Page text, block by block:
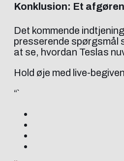
Konklusion: Et
Det kommende
presserende spørgsmål
at se, hvordan Teslas
Hold øje med live-
“`